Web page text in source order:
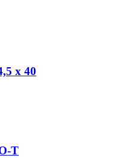
x 40
T